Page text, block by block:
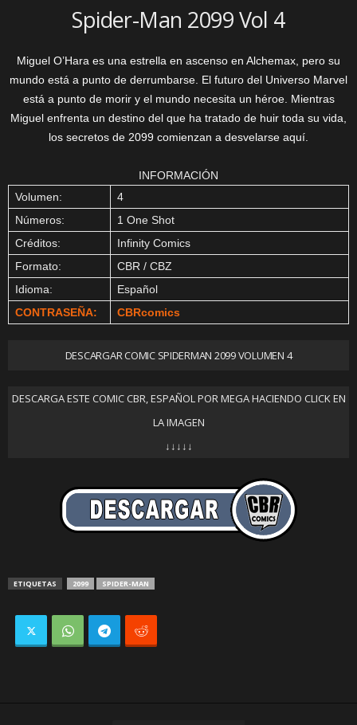
Spider-Man 2099 Vol 4
Miguel O’Hara es una estrella en ascenso en Alchemax, pero su
mundo está a punto de derrumbarse. El futuro del Universo Marvel
está a punto de morir y el mundo necesita un héroe. Mientras
Miguel enfrenta un destino del que ha tratado de huir toda su vida,
los secretos de 2099 comienzan a desvelarse aquí.
INFORMACIÓN
Volumen:
4
Números:
1 One Shot
Créditos:
Infinity Comics
Formato:
CBR / CBZ
Idioma:
Español
CONTRASEÑA:
CBRcomics
DESCARGAR COMIC SPIDERMAN 2099 VOLUMEN 4
DESCARGA ESTE COMIC CBR, ESPAÑOL POR MEGA HACIENDO CLICK EN
LA IMAGEN
↓↓↓↓↓
ETIQUETAS 2099 SPIDER-MAN